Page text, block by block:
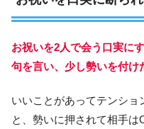
お祝いを2人で会う口実に
句を言い、少し勢いを付け
いいことがあってテンショ
と、勢いに押されて相手は